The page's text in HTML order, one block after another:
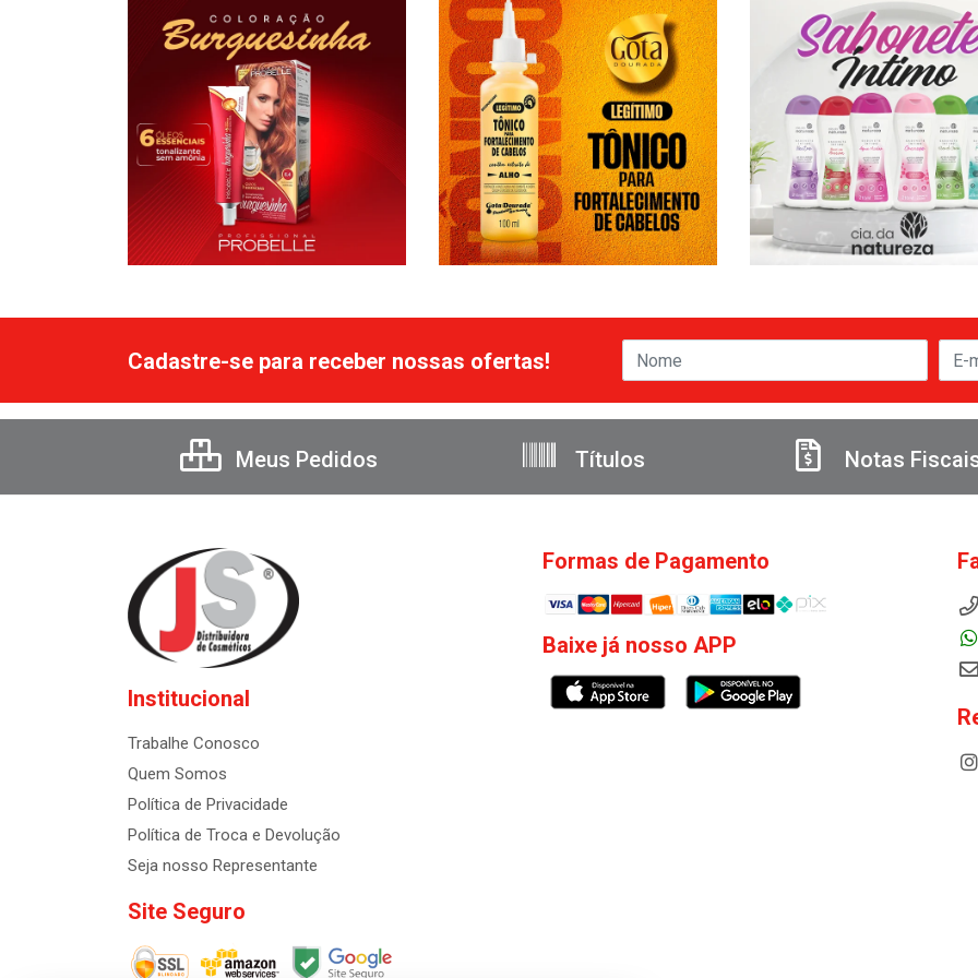
Cadastre-se para receber nossas ofertas!
Meus Pedidos Títulos Notas
Institucional
Trabalhe Conosco
Quem Somos
Política de Privacidade
Política de Troca e Devolução
Seja nosso Representante
Site Seguro
Formas de Pagamento
Baixe já nosso APP